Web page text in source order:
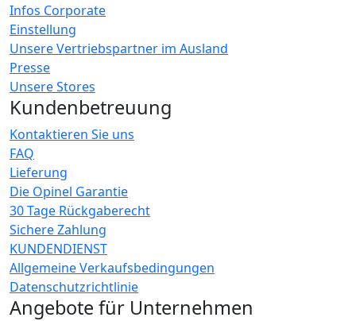
Infos Corporate
Einstellung
Unsere Vertriebspartner im Ausland
Presse
Unsere Stores
Kundenbetreuung
Kontaktieren Sie uns
FAQ
Lieferung
Die Opinel Garantie
30 Tage Rückgaberecht
Sichere Zahlung
KUNDENDIENST
Allgemeine Verkaufsbedingungen
Datenschutzrichtlinie
Angebote für Unternehmen